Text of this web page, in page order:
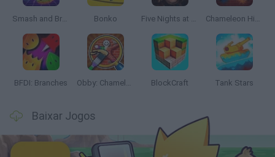
Smash and Break Bonko Five Nights at Epstein's Chameleon Hideout
BFDI: Branches Obby: Chameleon: Paint & Hide BlockCraft Tank Stars
Baixar Jogos